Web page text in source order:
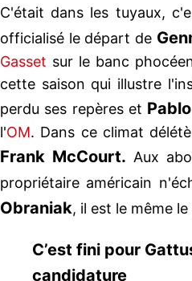
C'était dans les tuyaux,
officialisé le départ de
Gasset sur le banc
cette saison qui illustre
perdu ses repères et
l'OM. Dans ce climat
Frank McCourt. Aux
propriétaire américain
Obraniak, il est le même
C’est fini pour
candidature